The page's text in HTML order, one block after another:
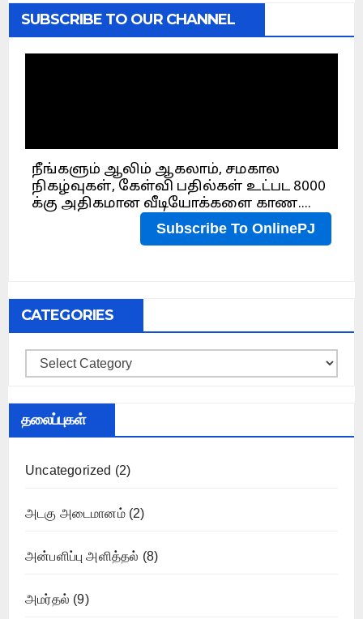
SUBSCRIBE TO OUR CHANNEL
CATEGORIES
Categories
தலைப்புகள்
Uncategorized (2)
அடகு அடைமானம்(2)
அன்பளிப்பு அளித்தல் (8)
அமர்தல் (9)